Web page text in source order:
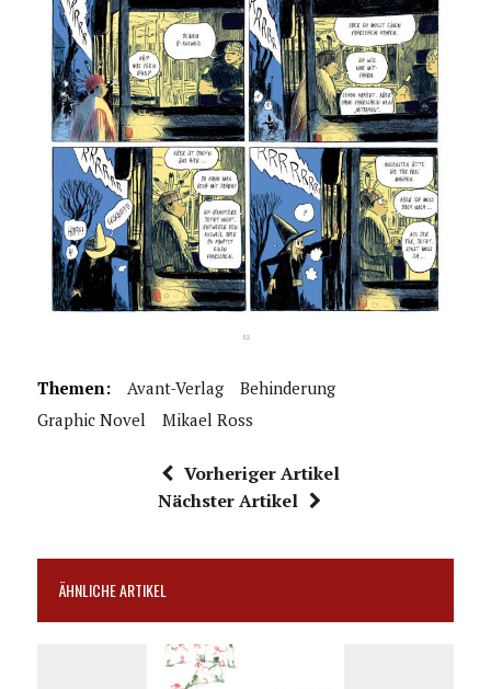
Themen: Avant-Verlag
Behinderung
Graphic Novel
Mikael Ross
Vorheriger Artikel
Nächster Artikel
ÄHNLICHE ARTIKEL